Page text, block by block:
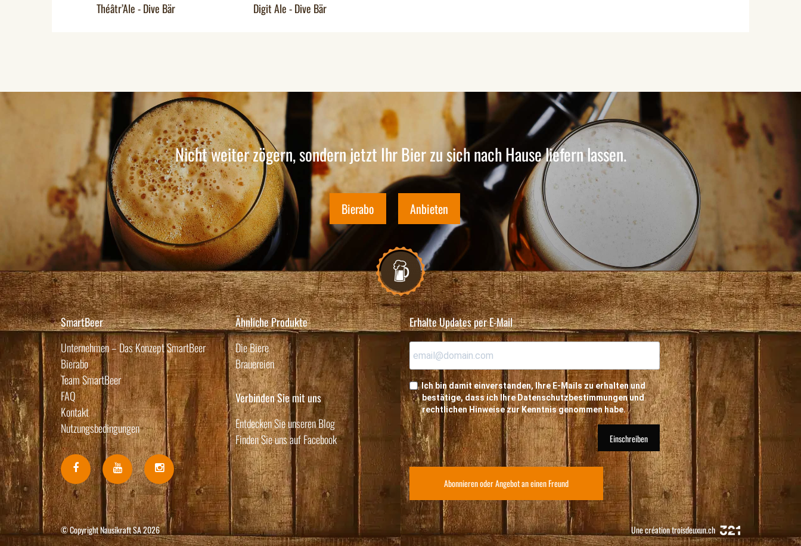
Théâtr’Ale - Dive Bär Digit Ale - Dive Bär
Nicht weiter zögern, sondern jetzt Ihr Bier zu sich nach Hause liefern lassen.
Bierabo Anbieten
SmartBeer
Unternehmen – Das Konzept SmartBeer
Bierabo
Team SmartBeer
FAQ
Kontakt
Nutzungsbedingungen
Ähnliche Produkte
Die Biere
Brauereien
Verbinden Sie mit uns
Entdecken Sie unseren Blog
Finden Sie uns auf Facebook
Erhalte Updates per E-Mail
Ich bin damit einverstanden, Ihre E-Mails zu erhalten und
bestätige, dass ich Ihre Datenschutzbestimmungen und
rechtlichen Hinweise zur Kenntnis genommen habe.
Einschreiben
Abonnieren oder Angebot an einen Freund
© Copyright Nausikraft SA 2026 Une créationtroisdeuxun.ch